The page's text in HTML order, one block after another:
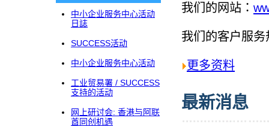
中小企业服务中心活动
日誌
SUCCESS活动
中小企业服务中心活动
工业贸易署 / SUCCESS
支持的活动
网上研讨会: 香港与阿联
酋同创机遇
我们的网站：
我们的客户服
更多资料
最新消息